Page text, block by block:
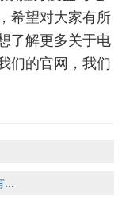
希望对大家有所
了解更多关于电
们的官网，我们